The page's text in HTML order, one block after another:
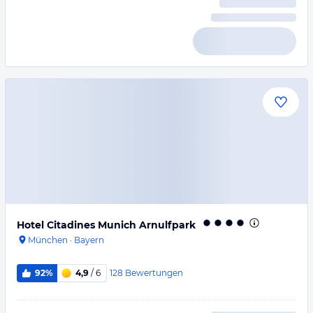
Hotel Citadines Munich Arnulfpark
München · Bayern
92% 4,9 / 6 128 Bewertungen